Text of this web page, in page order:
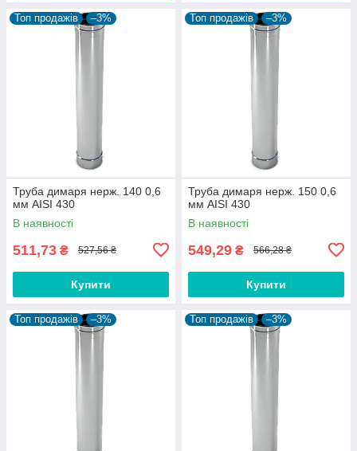
Топ продажів –3%
Труба димаря нерж. 140 0,6
мм AISI 430
В наявності
511,73 ₴ 527,56 ₴
Купити
Топ продажів –3%
Труба димаря нерж. 150 0,6
мм AISI 430
В наявності
549,29 ₴ 566,28 ₴
Купити
Топ продажів –3% Топ продажів –3%